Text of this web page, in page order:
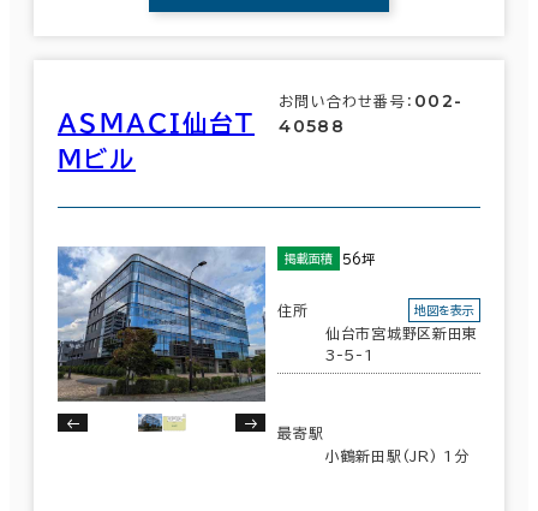
ＡＳＭＡＣＩ仙台Ｔ
Ｍビル
お問い合わせ番号： 002-
40588
掲載面積 56坪
住所
仙台市宮城野区新田東
3-5-1
地図を表示
最寄駅
小鶴新田駅(JR) 1分